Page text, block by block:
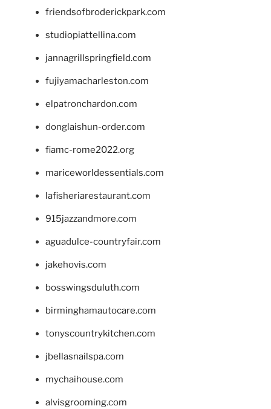
friendsofbroderickpark.com
studiopiattellina.com
jannagrillspringfield.com
fujiyamacharleston.com
elpatronchardon.com
donglaishun-order.com
fiamc-rome2022.org
mariceworldessentials.com
lafisheriarestaurant.com
915jazzandmore.com
aguadulce-countryfair.com
jakehovis.com
bosswingsduluth.com
birminghamautocare.com
tonyscountrykitchen.com
jbellasnailspa.com
mychaihouse.com
alvisgrooming.com